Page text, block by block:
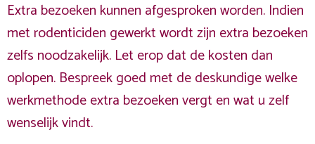
Extra bezoeken kunnen afgesproken worden. Indien
met rodenticiden gewerkt wordt zijn extra bezoeken
zelfs noodzakelijk. Let erop dat de kosten dan
oplopen. Bespreek goed met de deskundige welke
werkmethode extra bezoeken vergt en wat u zelf
wenselijk vindt.